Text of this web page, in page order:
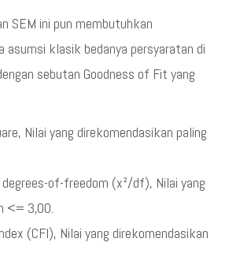
SEM ini pun membutuhkan
asumsi klasik bedanya persyaratan di
sebutan Goodness of Fit yang
Nilai yang direkomendasikan paling
of-freedom (x²/df), Nilai yang
<= 3,00.
(CFI), Nilai yang direkomendasikan